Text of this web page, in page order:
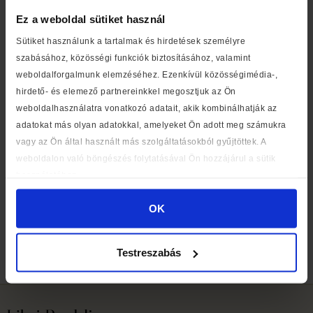
Ez a weboldal sütiket használ
Sütiket használunk a tartalmak és hirdetések személyre
szabásához, közösségi funkciók biztosításához, valamint
weboldalforgalmunk elemzéséhez. Ezenkívül közösségimédia-,
hirdető- és elemező partnereinkkel megosztjuk az Ön
weboldalhasználatra vonatkozó adatait, akik kombinálhatják az
adatokat más olyan adatokkal, amelyeket Ön adott meg számukra
vagy az Ön által használt más szolgáltatásokból gyűjtöttek. A
weboldalon való böngészés folytatásával Ön hozzájárul a sütik
OK
Testreszabás
The aim of Libri Bookstores’ initiative was to convert the
total number of pages into “distance” so that participants
could collectively “read around the world”.